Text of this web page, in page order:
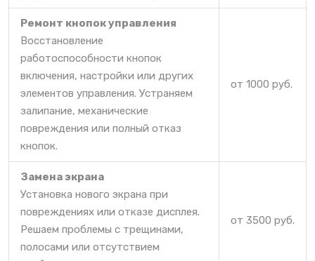
Ремонт кнопок управления
Восстановление
работоспособности кнопок
включения, настройки или других
элементов управления. Устраняем
залипание, механические
повреждения или полный отказ
кнопок.
от 1000 руб.
Замена экрана
Установка нового экрана при
повреждениях или отказе дисплея.
Решаем проблемы с трещинами,
полосами или отсутствием
от 3500 руб.